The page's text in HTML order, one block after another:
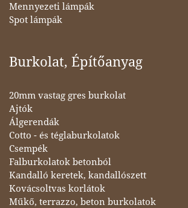
Mennyezeti lámpák
Spot lámpák
Burkolat, Építőanyag
20mm vastag gres burkolat
Ajtók
Álgerendák
Cotto - és téglaburkolatok
Csempék
Falburkolatok betonból
Kandalló keretek, kandallószett
Kovácsoltvas korlátok
Műkő, terrazzo, beton burkolatok